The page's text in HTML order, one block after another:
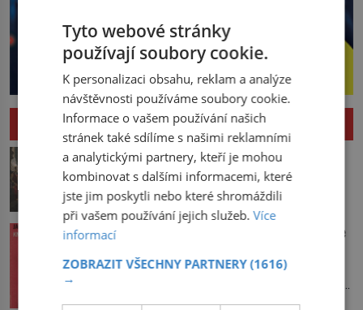
HISTORIE
Pád Maximiliena Robespierra: Zuřivého
jakobína nikdo nelitoval?
V horké letní noci trpí Robespierre
krutými bolestmi. Zmítá se na lůžku a
hlavou mu víří kolotoč myšlenek. Když
jednu z pařížských jasnovidek, kterou
před lety navštívil. Prorokovala mu
„Robespierre to dotáhne hodně daleko,“
Vařila prvorepubliková hospodyně podle
Hospodyně Františka přemítá, co bude
Tyto webové stránky
používají soubory cookie.
K personalizaci obsahu, reklam a analýze
návštěvnosti používáme soubory cookie.
Informace o vašem používání našich
stránek také sdílíme s našimi reklamními
a analytickými partnery, kteří je mohou
kombinovat s dalšími informacemi, které
jste jim poskytli nebo které shromáždili
při vašem používání jejich služeb.Více
informací
ZOBRAZIT VŠECHNY PARTNERY(1616)
→